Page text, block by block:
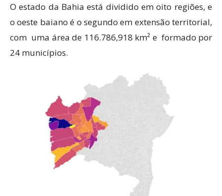
O estado da Bahia está dividido em oito regiões, e
o oeste baiano é o segundo em extensão territorial,
com uma área de 116.786,918 km² e formado por
24 municípios.